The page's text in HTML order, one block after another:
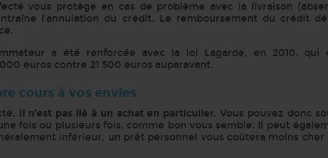
vous protège en cas de problème avec la livraison
l’annulation du crédit. Le remboursement du crédit
a été renforcée avec la loi Lagarde, en 2010, qui
euros contre 21 500 euros auparavant.
cours à vos envies
Il n’est pas lié à un achat en particulier. Vous pouvez donc
fois ou plusieurs fois, comme bon vous semble. Il peut
inférieur, un prêt personnel vous coûtera moins cher